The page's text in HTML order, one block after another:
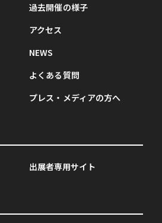
過去開催の様子
アクセス
NEWS
よくある質問
プレス・メディアの方へ
出展者専用サイト